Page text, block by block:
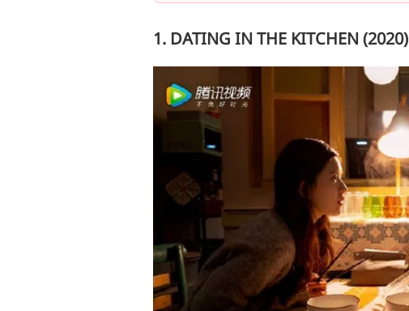
1. DATING IN THE KITCHEN (2020)